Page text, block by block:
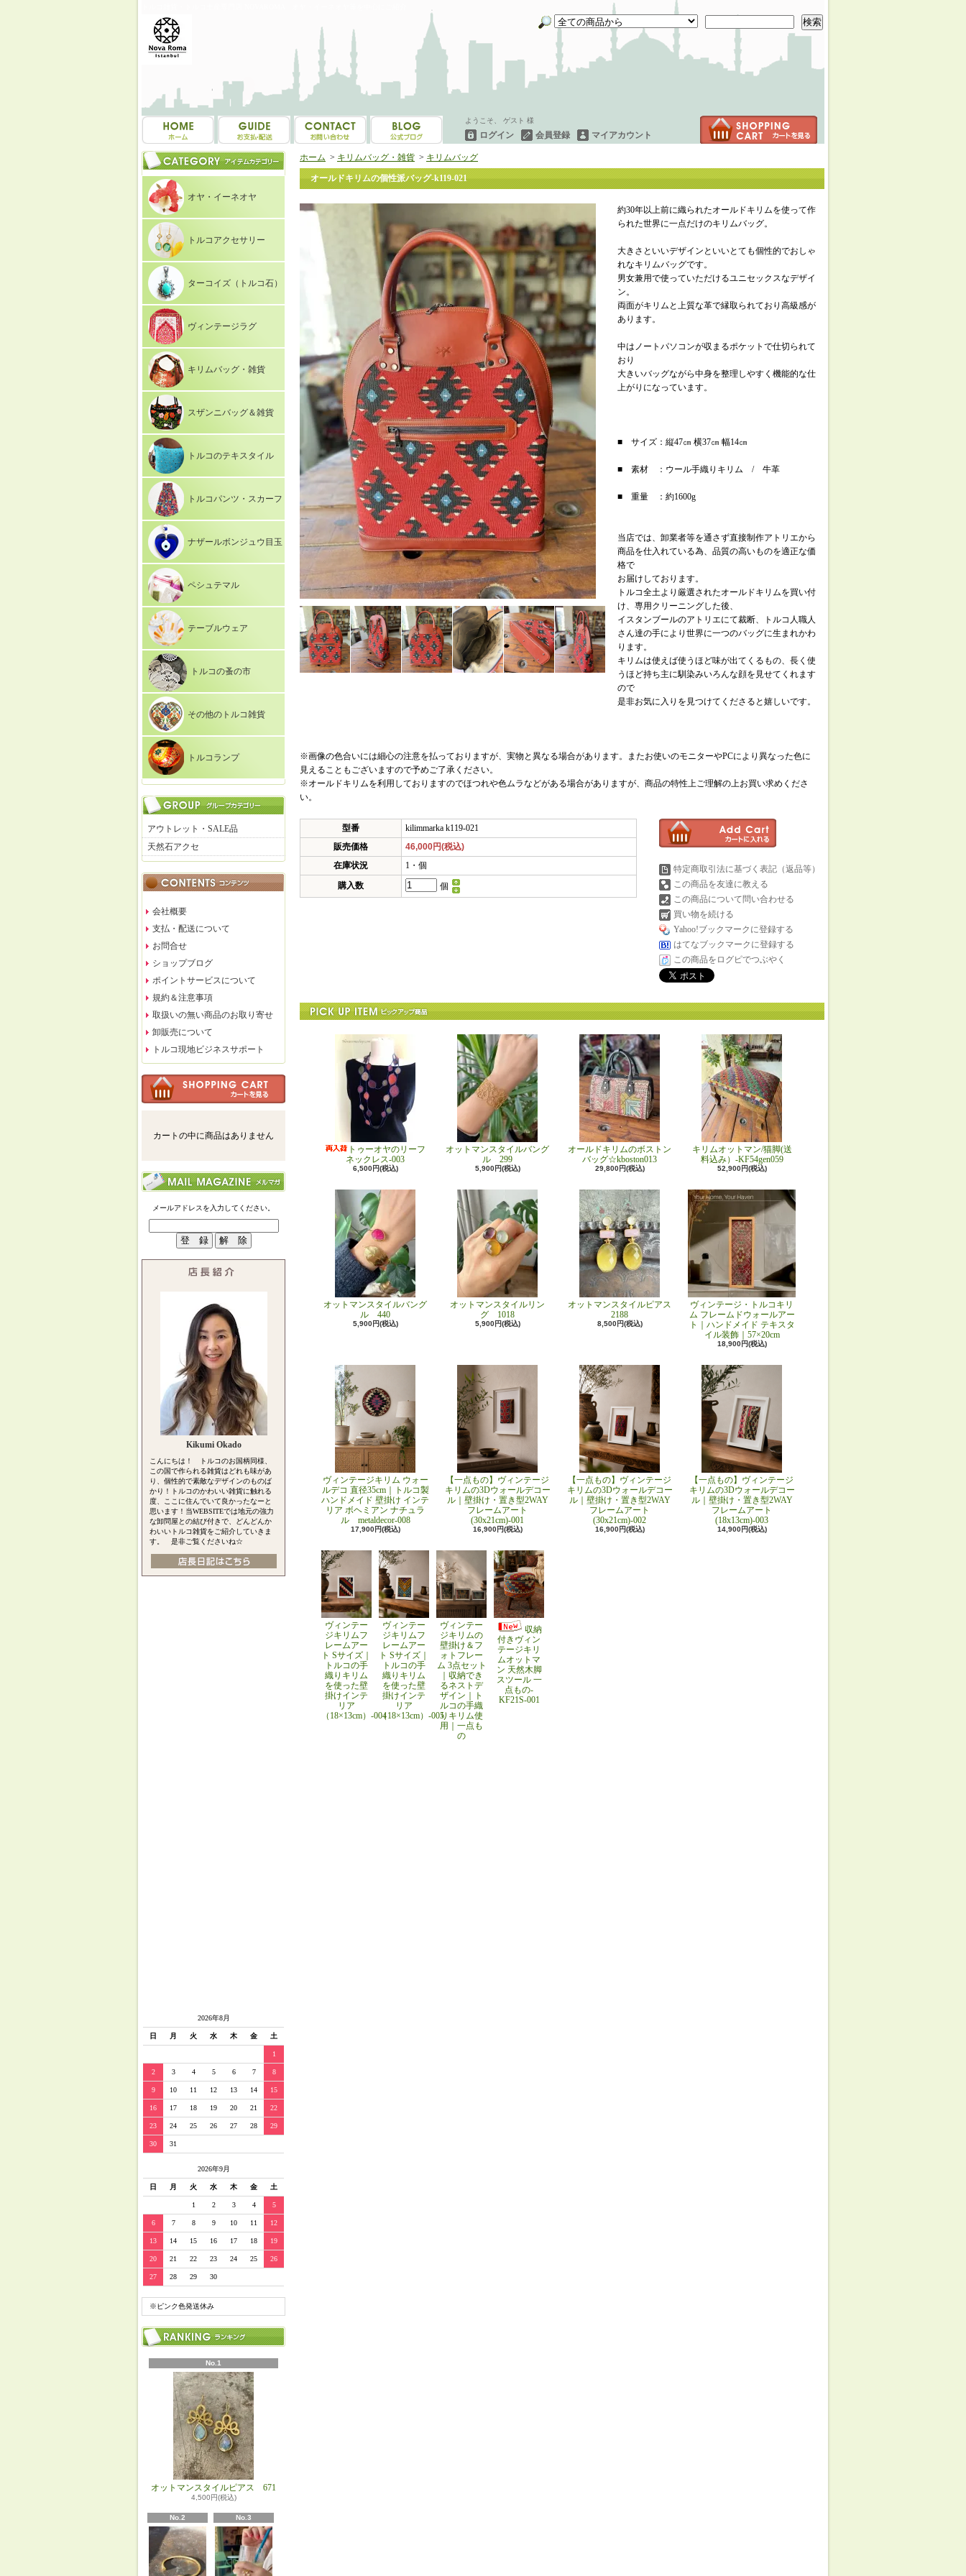
検索
ようこそ、 ゲスト 様
ログイン 会員登録 マイアカウント
オヤ・イーネオヤ
トルコアクセサリー
ターコイズ（トルコ石）
ヴィンテージラグ
キリムバッグ・雑貨
スザンニバッグ＆雑貨
トルコのテキスタイル
トルコパンツ・スカーフ
ナザールボンジュウ目玉
ペシュテマル
テーブルウェア
トルコの蚤の市
その他のトルコ雑貨
トルコランプ
アウトレット・SALE品
天然石アクセ
会社概要
支払・配送について
お問合せ
ショップブログ
ポイントサービスについて
規約＆注意事項
取扱いの無い商品のお取り寄せ
卸販売について
トルコ現地ビジネスサポート
カートの中に商品はありません
メールアドレスを入力してください。
Kikumi Okado
こんにちは！ トルコのお国柄同様、
この国で作られる雑貨はどれも味があ
り、個性的で素敵なデザインのものば
かり！トルコのかわいい雑貨に触れる
度、ここに住んでいて良かったなーと
思います！当WEBSITEでは地元の強力
な卸問屋との結び付きで、どんどんか
わいいトルコ雑貨をご紹介していきま
す。 是非ご覧くださいね☆
2026年8月
日 月 火 水 木 金 土
1
2 3 4 5 6 7 8
9 10 11 12 13 14 15
16 17 18 19 20 21 22
23 24 25 26 27 28 29
30 31
2026年9月
日 月 火 水 木 金 土
1 2 3 4 5
6 7 8 9 10 11 12
13 14 15 16 17 18 19
20 21 22 23 24 25 26
27 28 29 30
※ピンク色発送休み
No.1
オットマンスタイルピアス 671
4,500円(税込)
No.2 No.3
ホーム > キリムバッグ・雑貨 > キリムバッグ
オールドキリムの個性派バッグ-k119-021
約30年以上前に織られたオールドキリムを使って作
られた世界に一点だけのキリムバッグ。
大きさといいデザインといいとても個性的でおしゃ
れなキリムバッグです。
男女兼用で使っていただけるユニセックスなデザイ
ン。
両面がキリムと上質な革で縁取られており高級感が
あります。
中はノートパソコンが収まるポケットで仕切られて
おり
大きいバッグながら中身を整理しやすく機能的な仕
上がりになっています。
■ サイズ：縦47㎝ 横37㎝ 幅14㎝
■ 素材 ：ウール手織りキリム / 牛革
■ 重量 ：約1600g
当店では、卸業者等を通さず直接制作アトリエから
商品を仕入れている為、品質の高いものを適正な価
格で
お届けしております。
トルコ全土より厳選されたオールドキリムを買い付
け、専用クリーニングした後、
イスタンブールのアトリエにて裁断、トルコ人職人
さん達の手により世界に一つのバッグに生まれかわ
ります。
キリムは使えば使うほど味が出てくるもの、長く使
うほど持ち主に馴染みいろんな顔を見せてくれます
ので
是非お気に入りを見つけてくださると嬉しいです。
※画像の色合いには細心の注意を払っておりますが、実物と異なる場合があります。またお使いのモニターやPCにより異なった色に
見えることもございますので予めご了承ください。
※オールドキリムを利用しておりますのでほつれや色ムラなどがある場合がありますが、商品の特性上ご理解の上お買い求めくださ
い。
型番
kilimmarka k119-021
販売価格
46,000円(税込)
在庫状況
1・個
購入数
個
特定商取引法に基づく表記（返品等）
この商品を友達に教える
この商品について問い合わせる
買い物を続ける
Yahoo!ブックマークに登録する
はてなブックマークに登録する
この商品をログピでつぶやく
トゥーオヤのリーフ
ネックレス-003
6,500円(税込)
オットマンスタイルバング
ル 299
5,900円(税込)
オールドキリムのボストン
バッグ☆kboston013
29,800円(税込)
キリムオットマン/猫脚(送
料込み）-KF54gen059
52,900円(税込)
オットマンスタイルバング
ル 440
5,900円(税込)
オットマンスタイルリン
グ 1018
5,900円(税込)
オットマンスタイルピアス
2188
8,500円(税込)
ヴィンテージ・トルコキリ
ム フレームドウォールアー
ト｜ハンドメイド テキスタ
イル装飾｜57×20cm
18,900円(税込)
ヴィンテージキリム ウォー
ルデコ 直径35cm｜トルコ製
ハンドメイド 壁掛け インテ
リア ボヘミアン ナチュラ
ル metaldecor-008
17,900円(税込)
【一点もの】ヴィンテージ
キリムの3Dウォールデコー
ル｜壁掛け・置き型2WAY
フレームアート
(30x21cm)-001
16,900円(税込)
【一点もの】ヴィンテージ
キリムの3Dウォールデコー
ル｜壁掛け・置き型2WAY
フレームアート
(30x21cm)-002
16,900円(税込)
【一点もの】ヴィンテージ
キリムの3Dウォールデコー
ル｜壁掛け・置き型2WAY
フレームアート
(18x13cm)-003
14,900円(税込)
ヴィンテー
ジキリムフ
レームアー
ト Sサイズ｜
トルコの手
織りキリム
を使った壁
掛けインテ
リア
（18×13cm）-004
ヴィンテー
ジキリムフ
レームアー
ト Sサイズ｜
トルコの手
織りキリム
を使った壁
掛けインテ
リア
（18×13cm）-005
ヴィンテー
ジキリムの
壁掛け＆フ
ォトフレー
ム 3点セット
｜収納でき
るネストデ
ザイン｜ト
ルコの手織
りキリム使
用｜一点も
の
収納
付きヴィン
テージキリ
ムオットマ
ン 天然木脚
スツール 一
点もの-
KF21S-001